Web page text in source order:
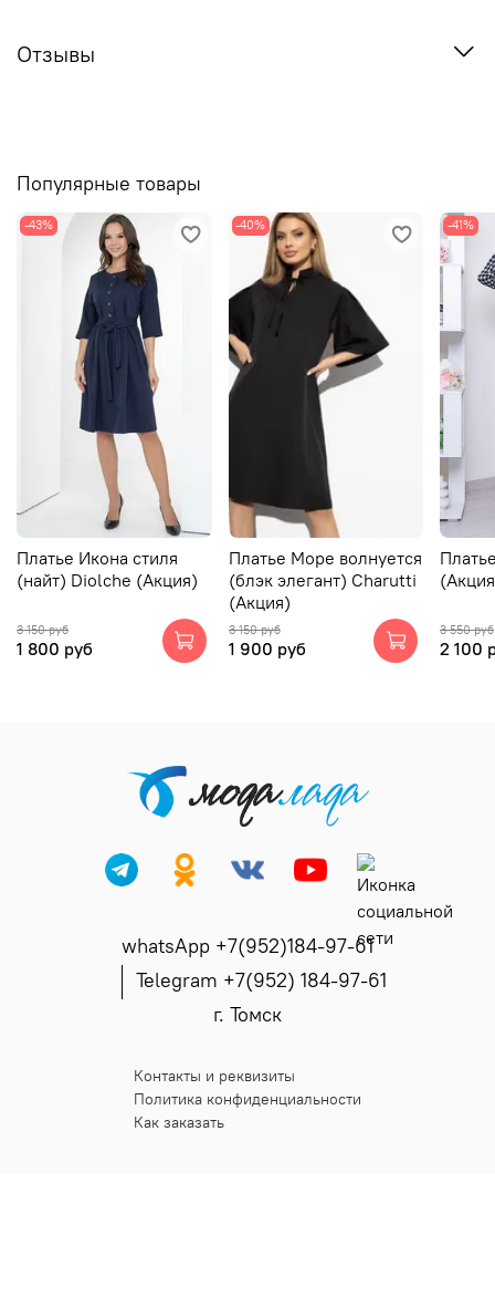
Отзывы
Популярные товары
-43%
Платье Икона стиля
(найт) Diolche (Акция)
3 150 руб
1 800 руб
-40%
Платье Море волнуется
(блэк элегант) Charutti
(Акция)
3 150 руб
1 900 руб
-41%
3 550 руб
2 100
whatsApp +7(952)184-97-61
Telegram +7(952) 184-97-61
г. Томск
Контакты и реквизиты
Политика конфиденциальности
Как заказать